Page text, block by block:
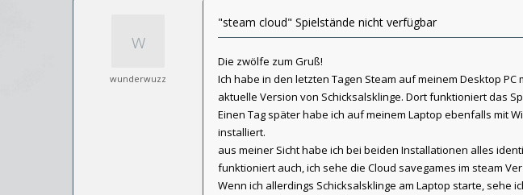
wunderwuzz
"steam cloud" Spielstände nicht verfügbar
Die zwölfe zum Gruß!
Ich habe in den letzten Tagen Steam auf meinem Desktop
aktuelle Version von Schicksalsklinge. Dort funktioniert das
Einen Tag später habe ich auf meinem Laptop ebenfalls mit
installiert.
aus meiner Sicht habe ich bei beiden Installationen alles
funktioniert auch, ich sehe die Cloud savegames im steam
Wenn ich allerdings Schicksalsklinge am Laptop starte, sehe